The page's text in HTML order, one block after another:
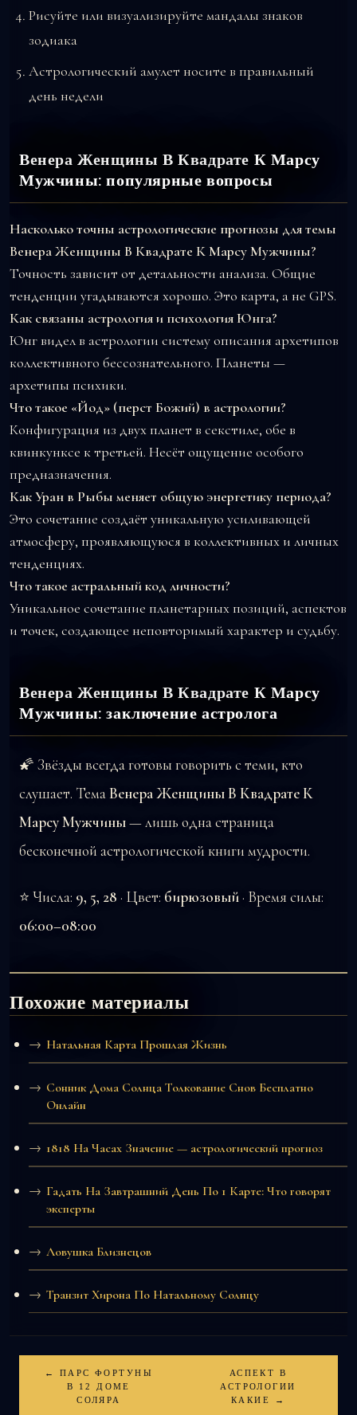
Рисуйте или визуализируйте мандалы знаков
зодиака
Астрологический амулет носите в правильный
день недели
Венера Женщины В Квадрате К Марсу
Мужчины: популярные вопросы
Насколько точны астрологические прогнозы для темы
Венера Женщины В Квадрате К Марсу Мужчины?
Точность зависит от детальности анализа. Общие
тенденции угадываются хорошо. Это карта, а не GPS.
Как связаны астрология и психология Юнга?
Юнг видел в астрологии систему описания архетипов
коллективного бессознательного. Планеты —
архетипы психики.
Что такое «Йод» (перст Божий) в астрологии?
Конфигурация из двух планет в секстиле, обе в
квинкунксе к третьей. Несёт ощущение особого
предназначения.
Как Уран в Рыбы меняет общую энергетику периода?
Это сочетание создаёт уникальную усиливающей
атмосферу, проявляющуюся в коллективных и личных
тенденциях.
Что такое астральный код личности?
Уникальное сочетание планетарных позиций, аспектов
и точек, создающее неповторимый характер и судьбу.
Венера Женщины В Квадрате К Марсу
Мужчины: заключение астролога
🌠 Звёзды всегда готовы говорить с теми, кто
слушает. ТемаВенера Женщины В Квадрате К
Марсу Мужчины— лишь одна страница
бесконечной астрологической книги мудрости.
⭐ Числа: 9, 5, 28 · Цвет: бирюзовый· Время силы:
06:00–08:00
Похожие материалы
Натальная Карта Прошлая Жизнь
Сонник Дома Солнца Толкование Снов Бесплатно
Онлайн
1818 На Часах Значение — астрологический прогноз
Гадать На Завтрашний День По 1 Карте: Что говорят
эксперты
Ловушка Близнецов
Транзит Хирона По Натальному Солнцу
← ПАРС ФОРТУНЫ
В 12 ДОМЕ
СОЛЯРА
АСПЕКТ В
АСТРОЛОГИИ
КАКИЕ →